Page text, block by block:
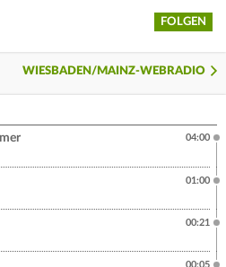
FOLGEN
WIESBADEN/MAINZ-WEBRADIO
04:00
01:00
00:21
00:05